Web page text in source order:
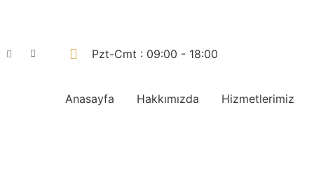
Pzt-Cmt : 09:00 - 18:00
Anasayfa Hakkımızda Hizmetlerimiz